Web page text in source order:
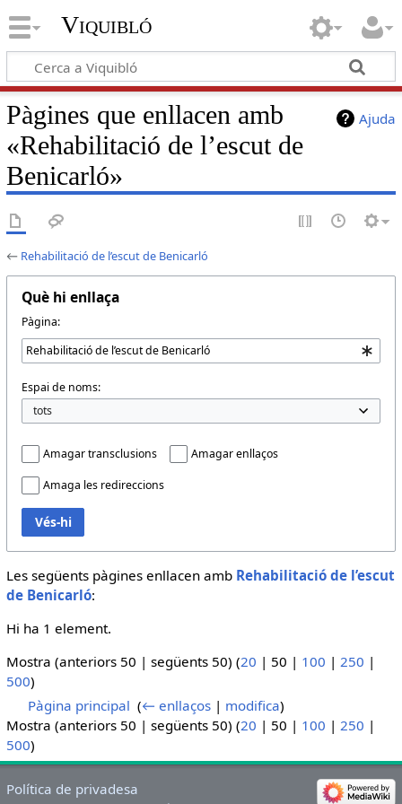
Viquibló
Ajuda
Pàgines que enllacen amb
«Rehabilitació de l’escut de
Benicarló»
← Rehabilitació de l’escut de Benicarló
Què hi enllaça
Pàgina:
Espai de noms:
Amagar transclusions Amagar enllaços
Amaga les redireccions
Vés-hi
Les següents pàgines enllacen amb Rehabilitació de l’escut
de Benicarló:
Hi ha 1 element.
Mostra (anteriors 50 | següents 50) (20 | 50 | 100 | 250 |
500)
Pàgina principal ‎(← enllaços | modifica)
Mostra (anteriors 50 | següents 50) (20 | 50 | 100 | 250 |
500)
Política de privadesa